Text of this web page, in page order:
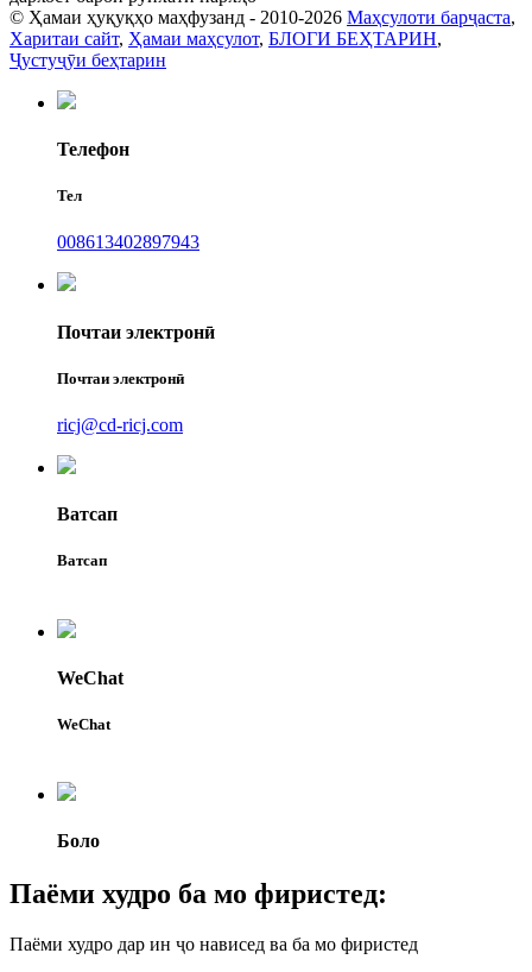
© Ҳамаи ҳуқуқҳо маҳфузанд - 2010-2026 Маҳсулоти барҷаста,
Харитаи сайт, Ҳамаи маҳсулот, БЛОГИ БЕҲТАРИН,
Ҷустуҷӯи беҳтарин
Телефон
Тел
008613402897943
Почтаи электронӣ
Почтаи электронӣ
ricj@cd-ricj.com
Ватсап
Ватсап
WeChat
WeChat
Боло
Паёми худро ба мо фиристед:
Паёми худро дар ин ҷо нависед ва ба мо фиристед